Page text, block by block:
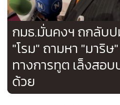
เข้าใจอย่างที่เราเข้าใจ ดังนั้น การ
ระหว่างประเทศ จึงเป็นเรื่องที่สำ
ราวข้อเท็จจริงต่างๆ โดยที่เราไม่
ข้อเท็จจริง แต่สิ่งที่เรากำลังทำคือ
ในสิ่งที่กัมพูชาทำ มีลักษณะอย่างไร
จะดำเนินการในลักษณะที่พูดง่ายๆ
เมื่อเป็นแบบนี้ เราเองจึงไม่สามาร
กมธ.มั่นคงฯ ถกลับ
"โรม" ถามหา "มาริ
ทางการทูต เล็งสอบ
ด้วย